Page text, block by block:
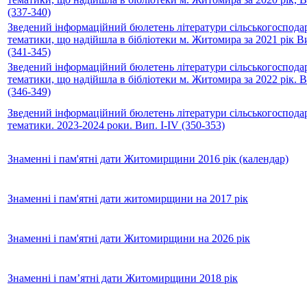
(337-340)
Зведений інформаційний бюлетень літератури
тематики, що надійшла в бібліотеки м. Житомира за 2021 рік
(341-345)
Зведений інформаційний бюлетень літератури
тематики, що надійшла в бібліотеки м. Житомира за 2022 рік.
(346-349)
Зведений інформаційний бюлетень літератури
тематики. 2023-2024 роки. Вип. І-ІV (350-353)
Знаменні і пам'ятні дати Житомирщини 2016 рік (календар)
Знаменні і пам'ятні дати житомирщини на 2017 рік
Знаменні і пам'ятні дати Житомирщини на 2026 рік
Знаменні і пам’ятні дати Житомирщини 2018 рік